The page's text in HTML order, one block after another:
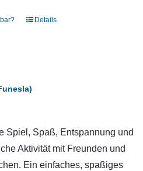
Details
Spiel, Spaß, Entspannung und
Aktivität mit Freunden und
Ein einfaches, spaßiges